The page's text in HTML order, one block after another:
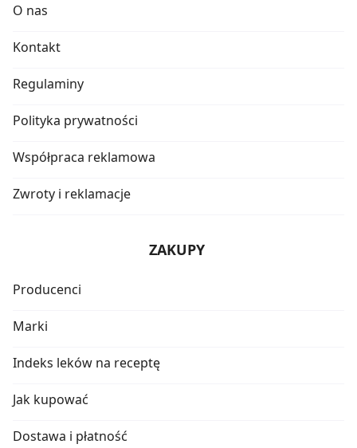
O nas
Kontakt
Regulaminy
Polityka prywatności
Współpraca reklamowa
Zwroty i reklamacje
ZAKUPY
Producenci
Marki
Indeks leków na receptę
Jak kupować
Dostawa i płatność